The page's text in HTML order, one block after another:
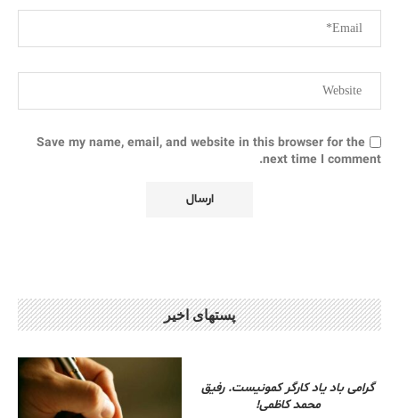
Save my name, email, and website in this browser for the
next time I comment.
پستهای اخیر
گرامی باد یاد کارگر کمونیست. رفیق
محمد کاظمی!